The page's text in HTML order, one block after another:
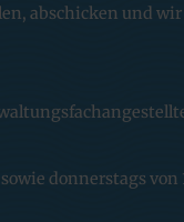
abschicken und
donnerstags von